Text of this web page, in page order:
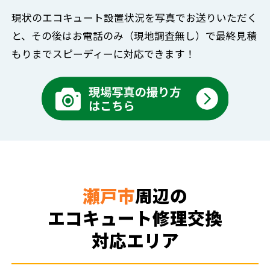
現状のエコキュート設置状況を写真でお送りいただく
と、 その後はお電話のみ（現地調査無し）で最終見積
もりまでスピーディーに対応できます！
瀬戸市周辺の
エコキュート修理交換
対応エリア